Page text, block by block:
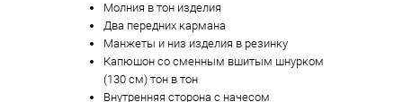
Молния в тон изделия
Два передних кармана
Манжеты и низ изделия в резинку
Капюшон со сменным вшитым шнурком
(130 см) тон в тон
Внутренняя сторона с начесом